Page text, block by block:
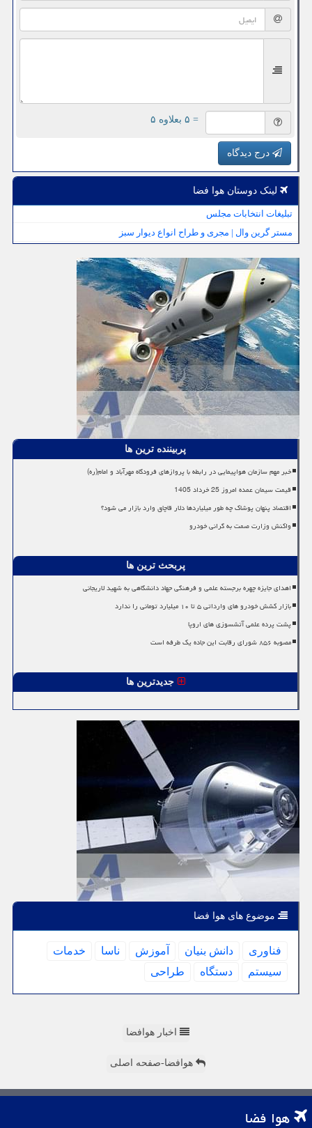
= ۵ بعلاوه ۵
درج دیدگاه
لینک دوستان هوا فضا
تبلیغات انتخابات مجلس
مستر گرین وال | مجری و طراح انواع دیوار سبز
پربیننده ترین ها
خبر مهم سازمان هواپیمایی در رابطه با پروازهای فرودگاه مهرآباد و امام(ره)
قیمت سیمان عمده امروز 25 خرداد 1405
اقتصاد پنهان پوشاک چه طور میلیاردها دلار قاچاق وارد بازار می شود؟
واکنش وزارت صمت به گرانی خودرو
پربحث ترین ها
اهدای جایزه چهره برجسته علمی و فرهنگی جهاد دانشگاهی به شهید لاریجانی
بازار کشش خودرو های وارداتی ۵ تا ۱۰ میلیارد تومانی را ندارد
پشت پرده علمی آتشسوزی های اروپا
مصوبه ۸۵۶ شورای رقابت این جاده یک طرفه است
جدیدترین ها
موضوع های هوا فضا
فناوری دانش بنیان آموزش ناسا
خدمات
سیستم
دستگاه طراحی
اخبار هوافضا
هوافضا-صفحه اصلی
هوا فضا